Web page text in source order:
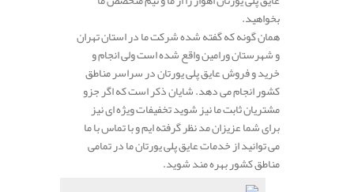
بخواهید.
همان گونه که گفته شده شرکت ما در استان تهران
و شهرستان ورامین واقع شده است ولی انجام و
خرید و فروش عایق پلی یورتان در سراسر مناطق
کشور انجام می دهد. شایان ذکر است که اگر جزو
مشتریان ثابت ما نیز شوید تخفیفات ویژه ای نیز
برای شما عزیزان مد نظر گرفته ایم و با تماس با ما
می توانید از خدمات عایق پلی یورتان ما در تمامی
مناطق کشور بهره مند شوید.